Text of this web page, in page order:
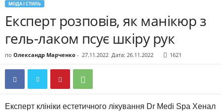
МОДА І СТИЛЬ
Експерт розповів, як манікюр з
гель-лаком псує шкіру рук
по Олександр Марченко - 27.11.2022 Дата: 26.11.2022 1621
Експерт клініки естетичного лікування Dr Medi Spa Хенал